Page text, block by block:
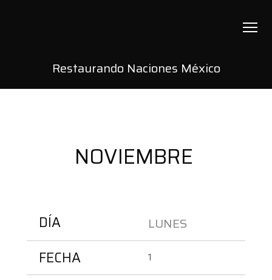
Restaurando Naciones México
Restaurando Naciones México
Blog
Contacto
NOVIEMBRE
DÍA LUNES
FECHA 1